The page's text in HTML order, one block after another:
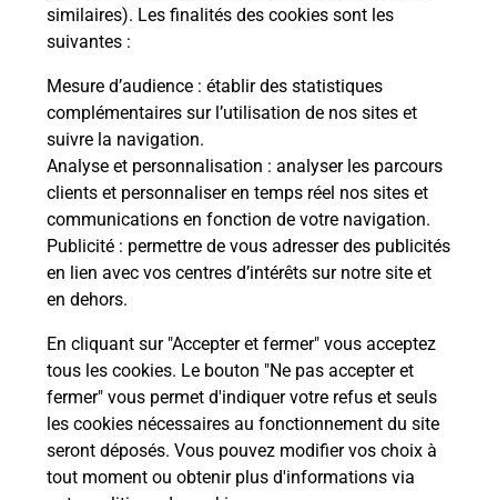
similaires). Les finalités des cookies sont les
suivantes :
Mesure d’audience : établir des statistiques
complémentaires sur l’utilisation de nos sites et
suivre la navigation.
Analyse et personnalisation : analyser les parcours
clients et personnaliser en temps réel nos sites et
communications en fonction de votre navigation.
Publicité : permettre de vous adresser des publicités
en lien avec vos centres d’intérêts sur notre site et
en dehors.
En cliquant sur "Accepter et fermer" vous acceptez
tous les cookies. Le bouton "Ne pas accepter et
fermer" vous permet d'indiquer votre refus et seuls
les cookies nécessaires au fonctionnement du site
seront déposés. Vous pouvez modifier vos choix à
tout moment ou obtenir plus d'informations via
Comment demander une
modification de livraison ?
Comment La Poste participe-t-elle
à votre sécurité au quotidien ?
Puis-je passer mon code de la route
avec La Poste et sous quelles
conditions ?
Localiser Liste Meurthe-et-Moselle MAGNIERES